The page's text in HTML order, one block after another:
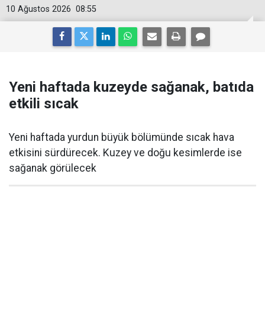
08:55
10 Ağustos 2026
Yeni haftada kuzeyde sağanak, batıda
etkili sıcak
Yeni haftada yurdun büyük bölümünde sıcak hava
etkisini sürdürecek. Kuzey ve doğu kesimlerde ise
sağanak görülecek